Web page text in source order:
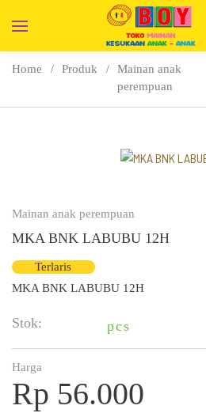
Home Produk
Mainan anak
perempuan
Mainan anak perempuan
MKA BNK LABUBU 12H
Terlaris
MKA BNK LABUBU 12H
Stok: pcs
Harga
Rp 56.000